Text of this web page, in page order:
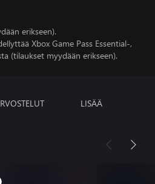
erikseen).
Xbox Game Pass Essential-,
(tilaukset myydään erikseen).
LISÄÄ